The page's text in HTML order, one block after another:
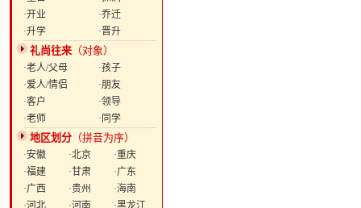
·开业
·乔迁
·升学
·晋升
礼尚往来 （对象）
·老人/父母
·孩子
·爱人/情侣
·朋友
·客户
·领导
·老师
·同学
地区划分 （拼音为序）
·安徽 ·北京
·重庆
·福建
·甘肃
·广东
·广西
·贵州
·海南
·河北
·河南
·黑龙江